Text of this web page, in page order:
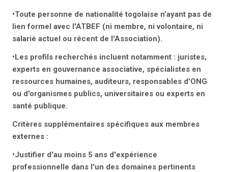
•Toute personne de nationalité togolaise n’ayant pas de
lien formel avec l'ATBEF (ni membre, ni volontaire, ni
salarié actuel ou récent de l'Association).
•Les profils recherchés incluent notamment : juristes,
experts en gouvernance associative, spécialistes en
ressources humaines, auditeurs, responsables d'ONG
ou d'organismes publics, universitaires ou experts en
santé publique.
Critères supplémentaires spécifiques aux membres
externes :
•Justifier d'au moins 5 ans d'expérience
professionnelle dans l'un des domaines pertinents